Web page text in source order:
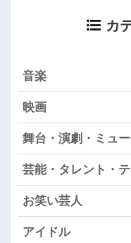
カ
音楽
映画
舞台・演劇・ミュ
芸能・タレント・
お笑い芸人
アイドル